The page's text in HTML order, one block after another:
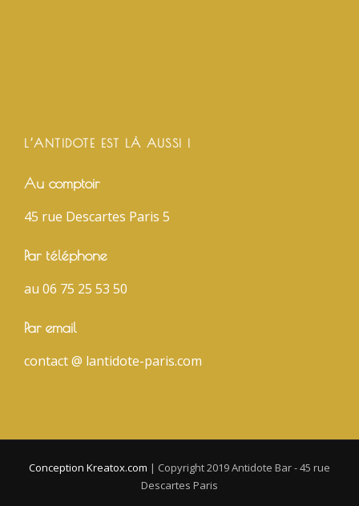
L’ANTIDOTE EST LÀ AUSSI !
Au comptoir
45 rue Descartes Paris 5
Par téléphone
au 06 75 25 53 50
Par email
contact @ lantidote-paris.com
Conception Kreatox.com | Copyright 2019 Antidote Bar - 45 rue
Descartes Paris